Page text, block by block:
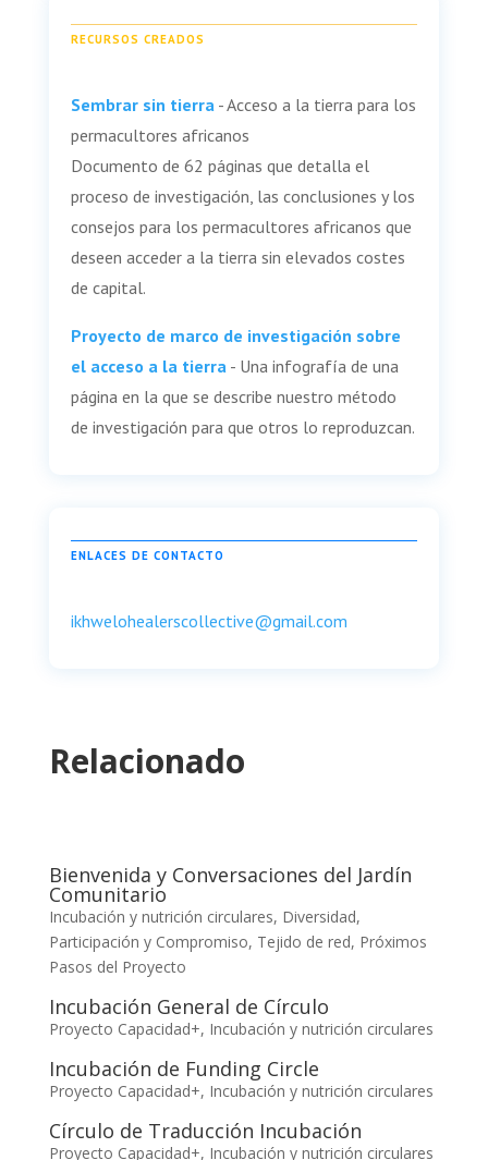
RECURSOS CREADOS
Sembrar sin tierra- Acceso a la tierra para los
permacultores africanos
Documento de 62 páginas que detalla el
proceso de investigación, las conclusiones y los
consejos para los permacultores africanos que
deseen acceder a la tierra sin elevados costes
de capital.
Proyecto de marco de investigación sobre
el acceso a la tierra- Una infografía de una
página en la que se describe nuestro método
de investigación para que otros lo reproduzcan.
ENLACES DE CONTACTO
ikhwelohealerscollective@gmail.com
Relacionado
Bienvenida y Conversaciones del Jardín
Comunitario
Incubación y nutrición circulares, Diversidad,
Participación y Compromiso, Tejido de red, Próximos
Pasos del Proyecto
Incubación General de Círculo
Proyecto Capacidad+, Incubación y nutrición circulares
Incubación de Funding Circle
Proyecto Capacidad+, Incubación y nutrición circulares
Círculo de Traducción Incubación
Proyecto Capacidad+, Incubación y nutrición circulares